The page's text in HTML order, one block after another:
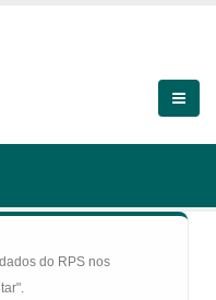
do RPS nos